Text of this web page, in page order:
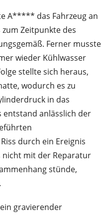
A***** das Fahrzeug an
Zeitpunkte des
Ferner musste
wieder Kühlwasser
stellte sich heraus,
wodurch es zu
in das
entstand anlässlich der
durch ein Ereignis
nicht mit der Reparatur
stünde,
gravierender